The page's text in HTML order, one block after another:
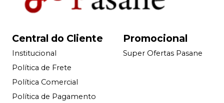
Central do Cliente
Institucional
Política de Frete
Política Comercial
Política de Pagamento
Promocional
Super Ofertas Pasane